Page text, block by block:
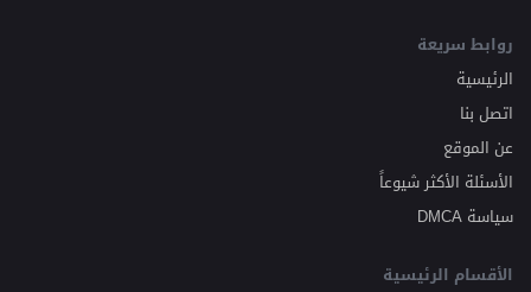
روابط سريعة
الرئيسية
اتصل بنا
عن الموقع
الأسئلة الأكثر شيوعاً
سياسة DMCA
الأقسام الرئيسية